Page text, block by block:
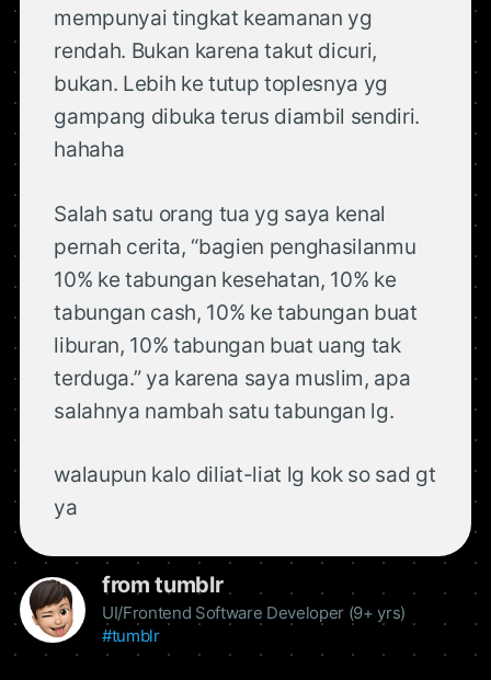
mempunyai tingkat keamanan yg
rendah. Bukan karena takut dicuri,
bukan. Lebih ke tutup toplesnya yg
gampang dibuka terus diambil sendiri.
hahaha
Salah satu orang tua yg saya kenal
pernah cerita, “bagien penghasilanmu
10% ke tabungan kesehatan, 10% ke
tabungan cash, 10% ke tabungan buat
liburan, 10% tabungan buat uang tak
terduga.” ya karena saya muslim, apa
salahnya nambah satu tabungan lg.
walaupun kalo diliat-liat lg kok so sad gt
ya
from tumblr
UI/Frontend Software Developer (9+ yrs)
#tumblr